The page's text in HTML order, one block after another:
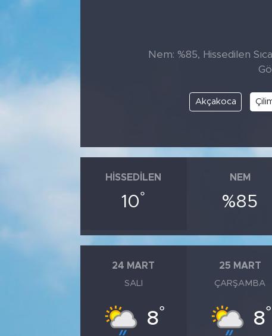
Nem: %85, Hissedilen
Akçakoca
HISSEDILEN
10°
NEM
%85
24 MART
SALI
8°
25 MART
ÇARŞAMBA
8°
Söyleşi